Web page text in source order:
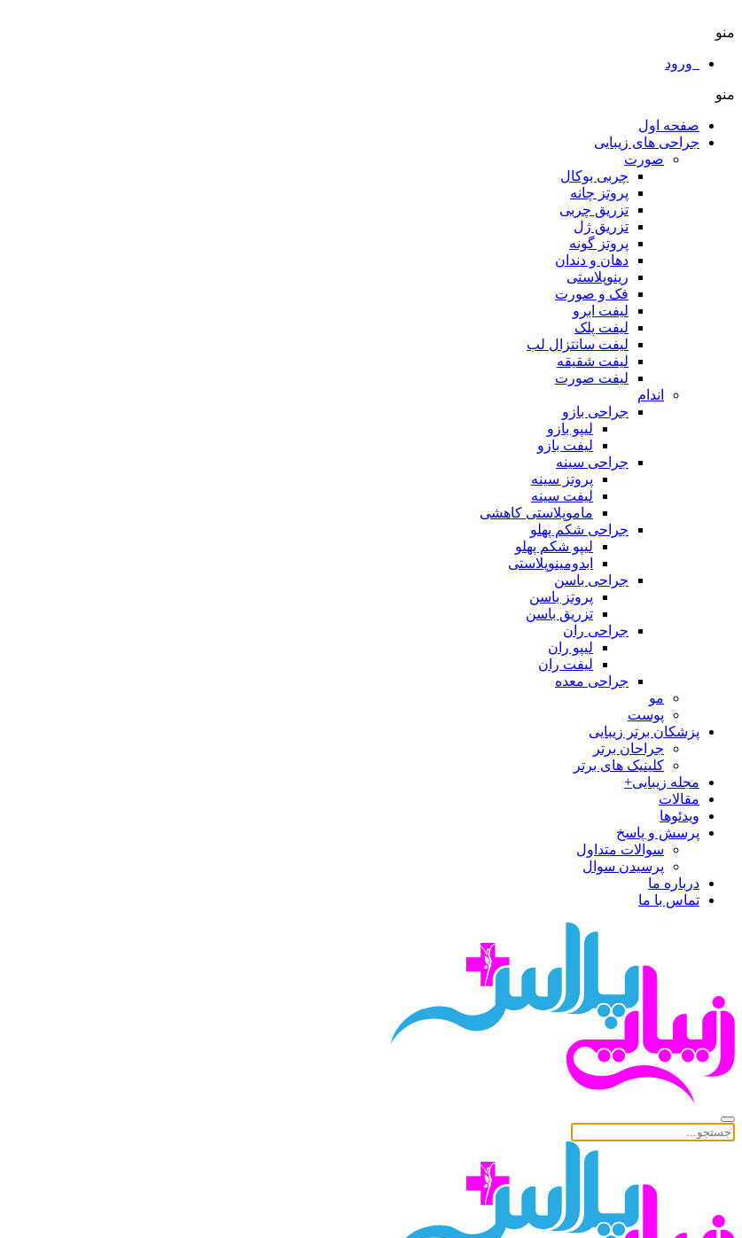
منو
ورود
منو
صفحه اول
جراحی های زیبایی
صورت
چربی بوکال
پروتز چانه
تزریق چربی
تزریق ژل
پروتز گونه
دهان و دندان
رینوپلاستی
فک و صورت
لیفت ابرو
لیفت پلک
لیفت سانتزال لب
لیفت شقیقه
لیفت صورت
اندام
جراحی بازو
لیپو بازو
لیفت بازو
جراحی سینه
پروتز سینه
لیفت سینه
ماموپلاستی کاهشی
جراحی شکم پهلو
لیپو شکم پهلو
ابدومینوپلاستی
جراحی باسن
پروتز باسن
تزریق باسن
جراحی ران
لیپو ران
لیفت ران
جراحی معده
مو
پوست
پزشکان برتر زیبایی
جراحان برتر
کلینیک های برتر
مجله زیبایی+
مقالات
ویدئوها
پرسش و پاسخ
سوالات متداول
پرسیدن سوال
درباره ما
تماس با ما